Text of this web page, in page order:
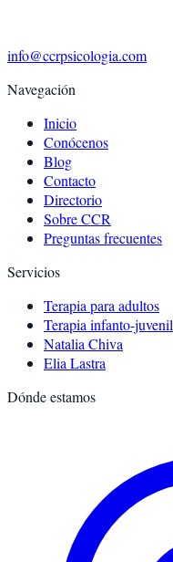
info@ccrpsicologia.com
Navegación
Inicio
Conócenos
Blog
Contacto
Directorio
Sobre CCR
Preguntas frecuentes
Servicios
Terapia para adultos
Terapia infanto-juvenil
Natalia Chiva
Elia Lastra
Dónde estamos